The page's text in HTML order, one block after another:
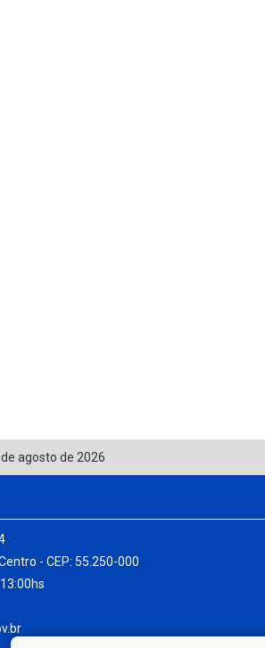
agosto de 2026
- CEP: 55.250-000